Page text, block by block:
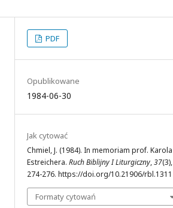
PDF
Opublikowane
1984-06-30
Jak cytować
Chmiel, J. (1984). In memoriam prof. Karola
Estreichera. Ruch Biblijny I Liturgiczny,37(3),
274-276. https://doi.org/10.21906/rbl.1311
Formaty cytowań